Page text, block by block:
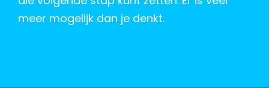
meer mogelijk dan je denkt.